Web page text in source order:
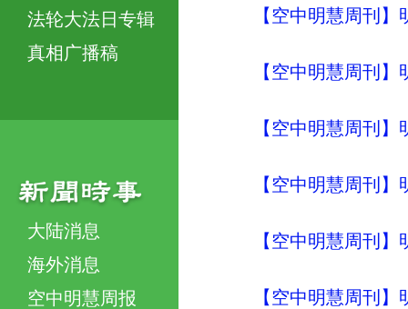
法轮大法日专辑
真相广播稿
大陆消息
海外消息
空中明慧周报
【空中明慧周刊
【空中明慧周刊
【空中明慧周刊
【空中明慧周刊
【空中明慧周刊
【空中明慧周刊